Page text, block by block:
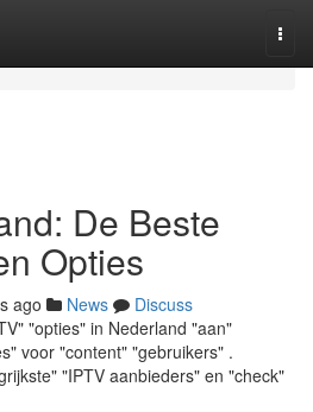
De Beste
Opties
ago News
Discuss
"opties" in Nederland "aan"
voor "content" "gebruikers" .
"IPTV aanbieders" en "check"